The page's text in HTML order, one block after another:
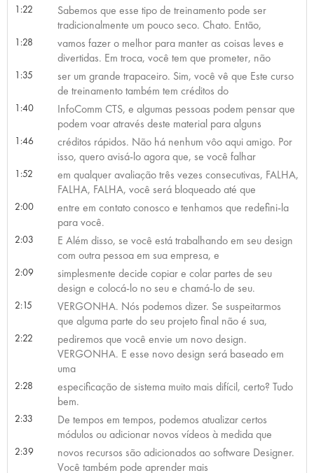
1:22
Sabemos que esse tipo de treinamento pode ser
tradicionalmente um pouco seco. Chato. Então,
1:28
vamos fazer o melhor para manter as coisas leves e
divertidas. Em troca, você tem que prometer, não
1:35
ser um grande trapaceiro. Sim, você vê que Este curso
de treinamento também tem créditos do
1:40
InfoComm CTS, e algumas pessoas podem pensar que
podem voar através deste material para alguns
1:46
créditos rápidos. Não há nenhum vôo aqui amigo. Por
isso, quero avisá-lo agora que, se você falhar
1:52
em qualquer avaliação três vezes consecutivas, FALHA,
FALHA, FALHA, você será bloqueado até que
2:00
entre em contato conosco e tenhamos que redefini-la
para você.
2:03
E Além disso, se você está trabalhando em seu design
com outra pessoa em sua empresa, e
2:09
simplesmente decide copiar e colar partes de seu
design e colocá-lo no seu e chamá-lo de seu.
2:15
VERGONHA. Nós podemos dizer. Se suspeitarmos
que alguma parte do seu projeto final não é sua,
2:22
pediremos que você envie um novo design.
VERGONHA. E esse novo design será baseado em
uma
2:28
especificação de sistema muito mais difícil, certo? Tudo
bem.
2:33
De tempos em tempos, podemos atualizar certos
módulos ou adicionar novos vídeos à medida que
2:39
novos recursos são adicionados ao software Designer.
Você também pode aprender mais